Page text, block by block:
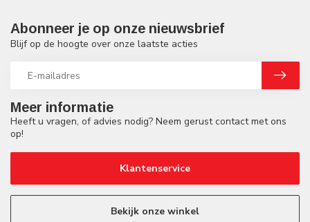
Meer informatie
Heeft u vragen, of advies nodig? Neem gerust contact met ons
op!
Klantenservice
Bekijk onze winkel
Abonneer je op onze nieuwsbrief
Blijf op de hoogte over onze laatste acties